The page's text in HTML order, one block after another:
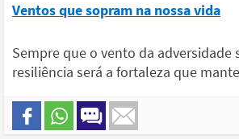
Ventos que sopram na nossa vida
Sempre que o vento da adversidade
resiliência será a fortaleza que